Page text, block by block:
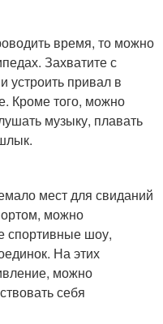
время, то можно
Захватите с
устроить привал в
Кроме того, можно
музыку, плавать
мест для свиданий
можно
спортивные шоу,
На этих
можно
себя